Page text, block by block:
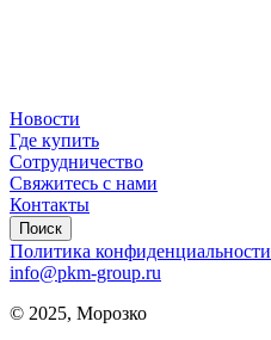
Новости
Где купить
Сотрудничество
Свяжитесь с нами
Контакты
Поиск
Политика конфиденциальности
info@pkm-group.ru
© 2025, Морозко